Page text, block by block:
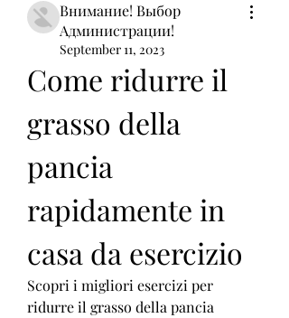
Внимание! Выбор
Администрации!
September 11, 2023
Come ridurre il
grasso della
pancia
rapidamente in
casa da esercizio
Scopri i migliori esercizi per
ridurre il grasso della pancia